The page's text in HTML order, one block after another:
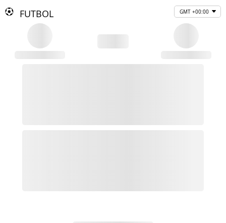
FUTBOL GMT +00:00